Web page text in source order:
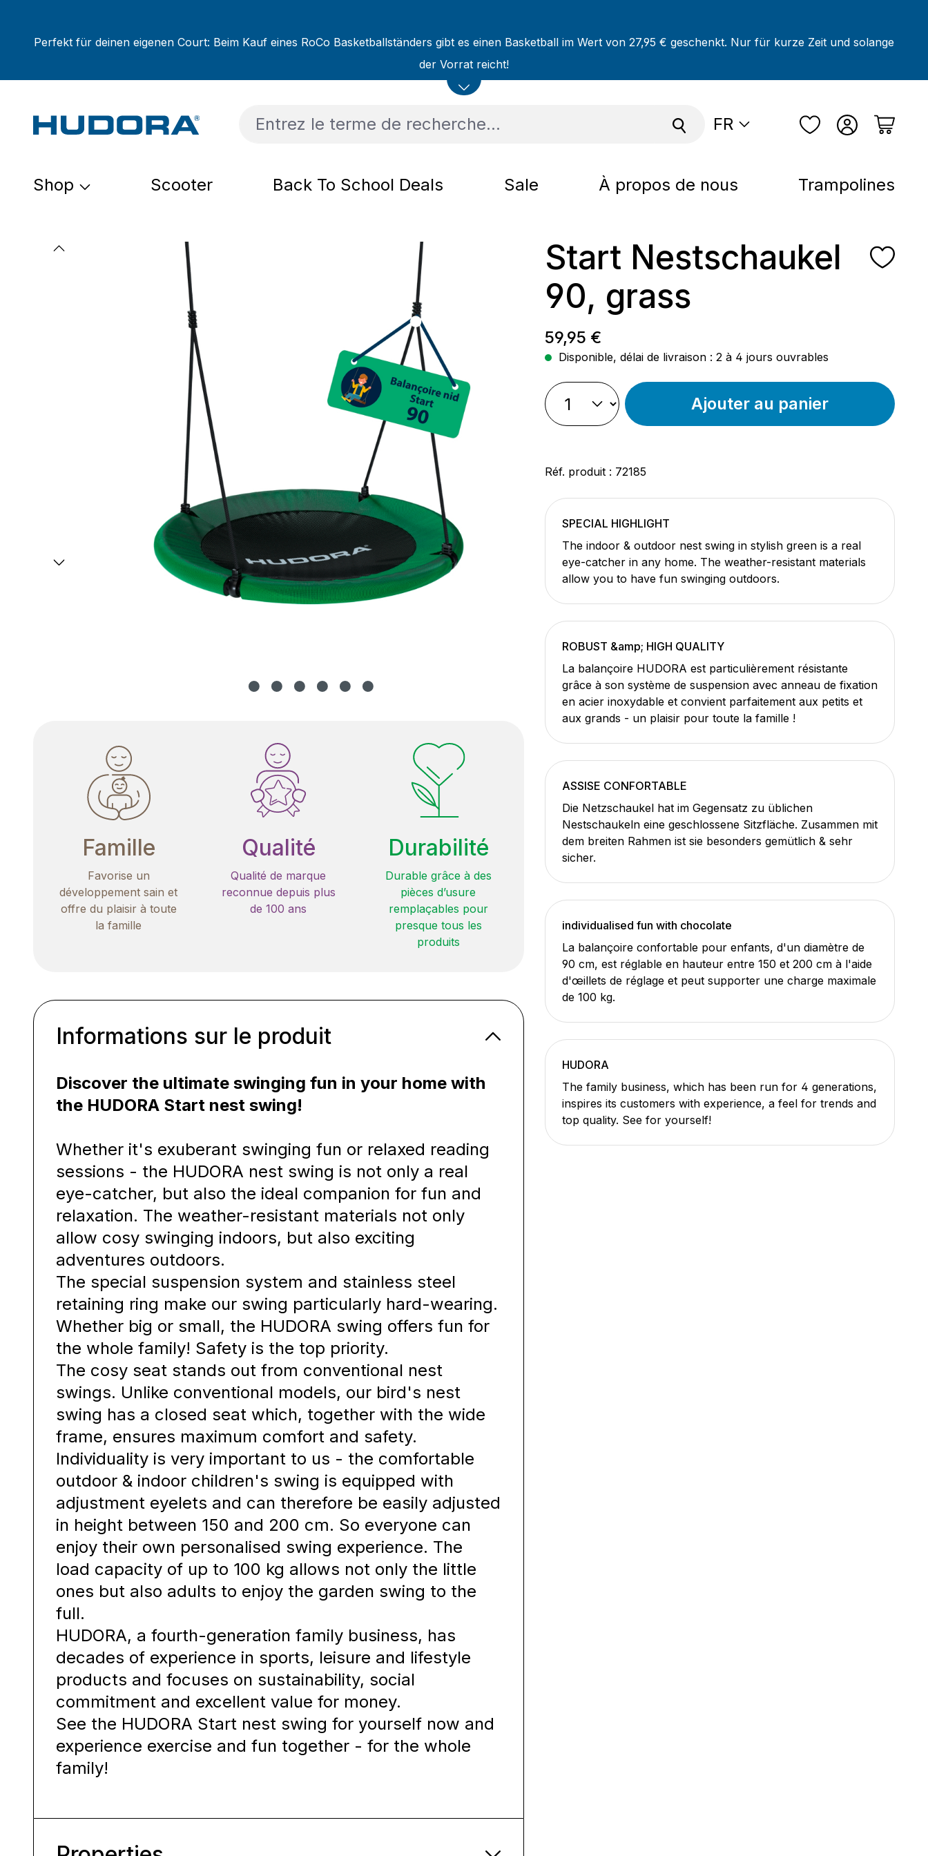
Perfekt für deinen eigenen Court: Beim Kauf eines RoCo Basketballständers gibt es einen Basketball im Wert von 27,95 € geschenkt. Nur für kurze Zeit und solange
der Vorrat reicht!
FR
Shop Scooter Back To School Deals Sale À propos de nous Trampolines
Ignorer la galerie d'images
Famille
Favorise un
développement sain et
offre du plaisir à toute
la famille
Qualité
Qualité de marque
reconnue depuis plus
de 100 ans
Durabilité
Durable grâce à des
pièces d’usure
remplaçables pour
presque tous les
produits
Start Nestschaukel
90, grass
Prix régulier :
59,95 €
Disponible, délai de livraison : 2 à 4 jours ouvrables
Ajouter au panier
Réf. produit : 72185
SPECIAL HIGHLIGHT
The indoor & outdoor nest swing in stylish green is a real
eye-catcher in any home. The weather-resistant materials
allow you to have fun swinging outdoors.
ROBUST &amp; HIGH QUALITY
La balançoire HUDORA est particulièrement résistante
grâce à son système de suspension avec anneau de fixation
en acier inoxydable et convient parfaitement aux petits et
aux grands - un plaisir pour toute la famille !
ASSISE CONFORTABLE
Die Netzschaukel hat im Gegensatz zu üblichen
Nestschaukeln eine geschlossene Sitzfläche. Zusammen mit
dem breiten Rahmen ist sie besonders gemütlich & sehr
sicher.
individualised fun with chocolate
La balançoire confortable pour enfants, d'un diamètre de
90 cm, est réglable en hauteur entre 150 et 200 cm à l'aide
d'œillets de réglage et peut supporter une charge maximale
de 100 kg.
HUDORA
The family business, which has been run for 4 generations,
inspires its customers with experience, a feel for trends and
top quality. See for yourself!
Informations sur le produit
Discover the ultimate swinging fun in your home with
the HUDORA Start nest swing!
Whether it's exuberant swinging fun or relaxed reading
sessions - the HUDORA nest swing is not only a real
eye-catcher, but also the ideal companion for fun and
relaxation. The weather-resistant materials not only
allow cosy swinging indoors, but also exciting
adventures outdoors.
The special suspension system and stainless steel
retaining ring make our swing particularly hard-wearing.
Whether big or small, the HUDORA swing offers fun for
the whole family! Safety is the top priority.
The cosy seat stands out from conventional nest
swings. Unlike conventional models, our bird's nest
swing has a closed seat which, together with the wide
frame, ensures maximum comfort and safety.
Individuality is very important to us - the comfortable
outdoor & indoor children's swing is equipped with
adjustment eyelets and can therefore be easily adjusted
in height between 150 and 200 cm. So everyone can
enjoy their own personalised swing experience. The
load capacity of up to 100 kg allows not only the little
ones but also adults to enjoy the garden swing to the
full.
HUDORA, a fourth-generation family business, has
decades of experience in sports, leisure and lifestyle
products and focuses on sustainability, social
commitment and excellent value for money.
See the HUDORA Start nest swing for yourself now and
experience exercise and fun together - for the whole
family!